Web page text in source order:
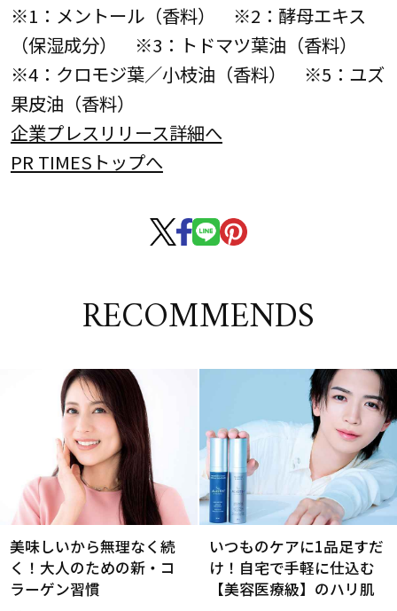
※1：メントール（香料） ※2：酵母エキス
（保湿成分） ※3：トドマツ葉油（香料）
※4：クロモジ葉／小枝油（香料） ※5：ユズ
果皮油（香料）
企業プレスリリース詳細へ
PR TIMESトップへ
RECOMMENDS
美味しいから無理なく続
く！大人のための新・コ
ラーゲン習慣
いつものケアに1品足すだ
け！自宅で手軽に仕込む
【美容医療級】のハリ肌